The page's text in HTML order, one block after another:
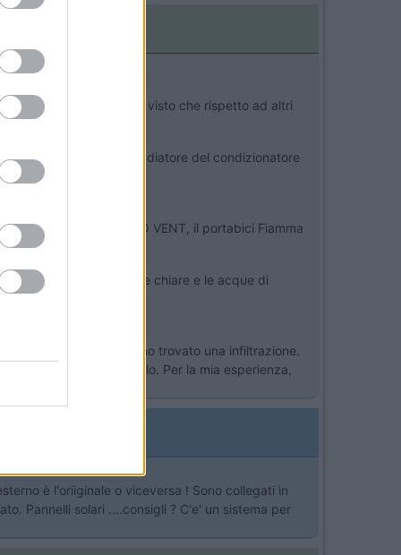
il 2000 Jtd anche se ho visto che rispetto ad altri
dopo, oppure e' il radiatore del condizionatore
CB, una TURBO VENT, il portabici Fiamma
o due (per le acque chiare e le acque di
mansarda, e mi hanno trovato una infiltrazione.
euro sono piu' tranquillo. Per la mia esperienza,
è l'oriiginale o viceversa ! Sono collegati in
Pannelli solari ....consigli ? C'e' un sistema per